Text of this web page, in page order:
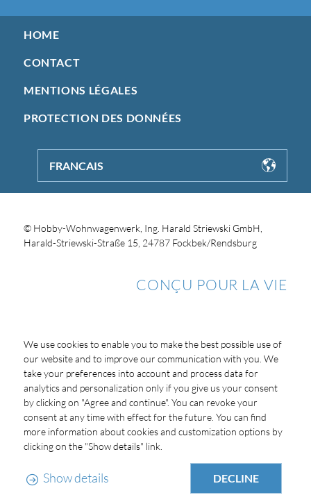
HOME
CONTACT
MENTIONS LÉGALES
PROTECTION DES DONNÉES
FRANCAIS
© Hobby-Wohnwagenwerk, Ing. Harald Striewski GmbH,
Harald-Striewski-Straße 15, 24787 Fockbek/Rendsburg
CONÇU POUR LA VIE
We use cookies to enable you to make the best possible use of
our website and to improve our communication with you. We
take your preferences into account and process data for
analytics and personalization only if you give us your consent
by clicking on "Agree and continue". You can revoke your
consent at any time with effect for the future. You can find
more information about cookies and customization options by
clicking on the "Show details" link.
Show details DECLINE